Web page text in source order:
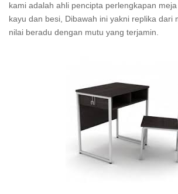
kami adalah ahli pencipta perlengkapan
kayu dan besi, Dibawah ini yakni replika dari
nilai beradu dengan mutu yang terjamin.